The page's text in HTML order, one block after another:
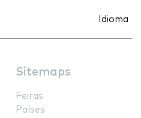
Idioma
Sitemaps
Feiras
Países